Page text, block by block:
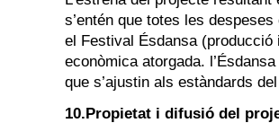
s’entén que totes les
el Festival Ésdansa
econòmica atorgada.
que s’ajustin als estàndards
10.Propietat i difusió del